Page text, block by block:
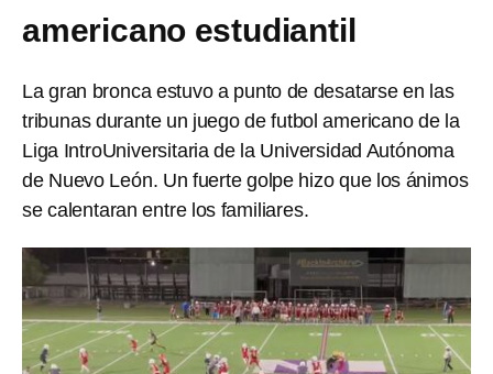
americano estudiantil
La gran bronca estuvo a punto de desatarse en las
tribunas durante un juego de futbol americano de la
Liga IntroUniversitaria de la Universidad Autónoma
de Nuevo León. Un fuerte golpe hizo que los ánimos
se calentaran entre los familiares.